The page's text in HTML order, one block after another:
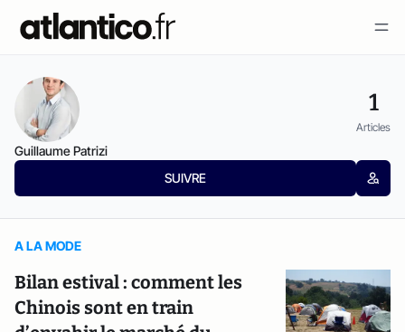
1
Articles
Guillaume Patrizi
SUIVRE
A LA MODE
Bilan estival : comment les
Chinois sont en train